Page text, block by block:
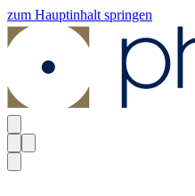
zum Hauptinhalt springen